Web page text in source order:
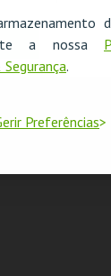
a nossa
.
Preferências
INFO
COMPRAR
| HUGO
| AQUI